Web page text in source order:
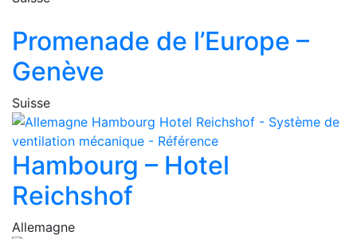
Promenade de l’Europe –
Genève
Suisse
Hambourg – Hotel
Reichshof
Allemagne